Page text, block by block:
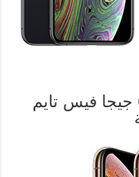
أبل أيفون إكس إس 64 جيجا فيس تايم